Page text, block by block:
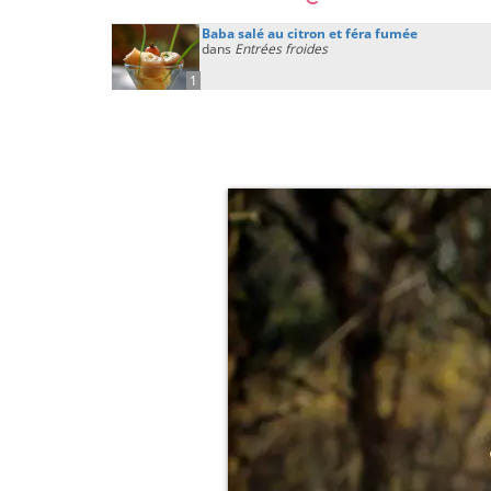
1
Baba salé au citron et féra fumée
dans Entrées froides